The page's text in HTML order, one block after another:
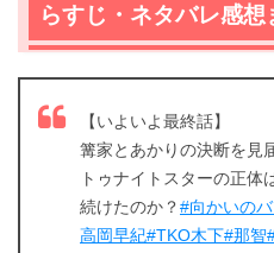
らすじ・ネタバレ感想
【いよいよ最終話】
篝家とあかりの決断を見
トゥナイトスターの正体
続けたのか？#向かいの
高岡早紀#TKO木下#那智